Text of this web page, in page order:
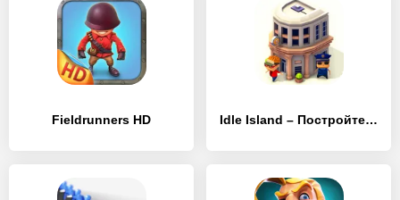
Fieldrunners HD Idle Island – Постройте город на своем острове!